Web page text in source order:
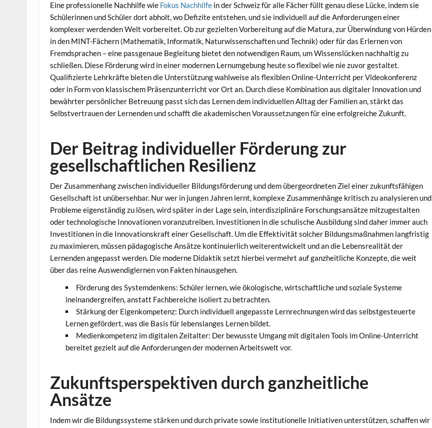
Eine professionelle Nachhilfe wie Fokus Nachhilfe in der Schweiz für alle Fächer füllt genau diese Lücke, indem sie
Schülerinnen und Schüler dort abholt, wo Defizite entstehen, und sie individuell auf die Anforderungen einer
komplexer werdenden Welt vorbereitet. Ob zur gezielten Vorbereitung auf die Matura, zur Überwindung von Hürden
in den MINT-Fächern (Mathematik, Informatik, Naturwissenschaften und Technik) oder für das Erlernen von
Fremdsprachen – eine passgenaue Begleitung bietet den notwendigen Raum, um Wissenslücken nachhaltig zu
schließen. Diese Förderung wird in einer modernen Lernumgebung heute so flexibel wie nie zuvor gestaltet.
Qualifizierte Lehrkräfte bieten die Unterstützung wahlweise als flexiblen Online-Unterricht per Videokonferenz
oder in Form von klassischem Präsenzunterricht vor Ort an. Durch diese Kombination aus digitaler Innovation und
bewährter persönlicher Betreuung passt sich das Lernen dem individuellen Alltag der Familien an, stärkt das
Selbstvertrauen der Lernenden und schafft die akademischen Voraussetzungen für eine erfolgreiche Zukunft.
Der Beitrag individueller Förderung zur
gesellschaftlichen Resilienz
Der Zusammenhang zwischen individueller Bildungsförderung und dem übergeordneten Ziel einer zukunftsfähigen
Gesellschaft ist unübersehbar. Nur wer in jungen Jahren lernt, komplexe Zusammenhänge kritisch zu analysieren und
Probleme eigenständig zu lösen, wird später in der Lage sein, interdisziplinäre Forschungsansätze mitzugestalten
oder technologische Innovationen voranzutreiben. Investitionen in die schulische Ausbildung sind daher immer auch
Investitionen in die Innovationskraft einer Gesellschaft. Um die Effektivität solcher Bildungsmaßnahmen langfristig
zu maximieren, müssen pädagogische Ansätze kontinuierlich weiterentwickelt und an die Lebensrealität der
Lernenden angepasst werden. Die moderne Didaktik setzt hierbei vermehrt auf ganzheitliche Konzepte, die weit
über das reine Auswendiglernen von Fakten hinausgehen.
Förderung des Systemdenkens: Schüler lernen, wie ökologische, wirtschaftliche und soziale Systeme
ineinandergreifen, anstatt Fachbereiche isoliert zu betrachten.
Stärkung der Eigenkompetenz: Durch individuell angepasste Lernrechnungen wird das selbstgesteuerte
Lernen gefördert, was die Basis für lebenslanges Lernen bildet.
Medienkompetenz im digitalen Zeitalter: Der bewusste Umgang mit digitalen Tools im Online-Unterricht
bereitet gezielt auf die Anforderungen der modernen Arbeitswelt vor.
Zukunftsperspektiven durch ganzheitliche
Ansätze
Indem wir die Bildungssysteme stärken und durch private sowie institutionelle Initiativen unterstützen, schaffen wir